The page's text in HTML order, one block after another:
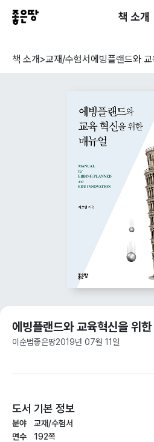
책 소개
책 소개>교재/수험서에빙플랜드와
에빙플랜드와 교육혁신을 위
이순범좋은땅2019년 07월 11일
도서 기본 정보
분야
면수
교재/수험서
192쪽